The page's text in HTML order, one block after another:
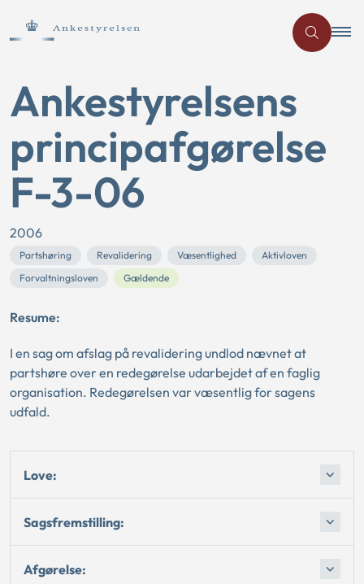
Ankestyrelsens
principafgørelse
F-3-06
2006
Partshøring Revalidering Væsentlighed
Aktivloven
Forvaltningsloven
Gældende
Resume:
I en sag om afslag på revalidering undlod nævnet at
partshøre over en redegørelse udarbejdet af en faglig
organisation. Redegørelsen var væsentlig for sagens
udfald.
Love:
Sagsfremstilling:
Afgørelse: